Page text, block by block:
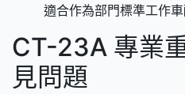
適合作為部門標準工作車
CT-23A 專業
見問題